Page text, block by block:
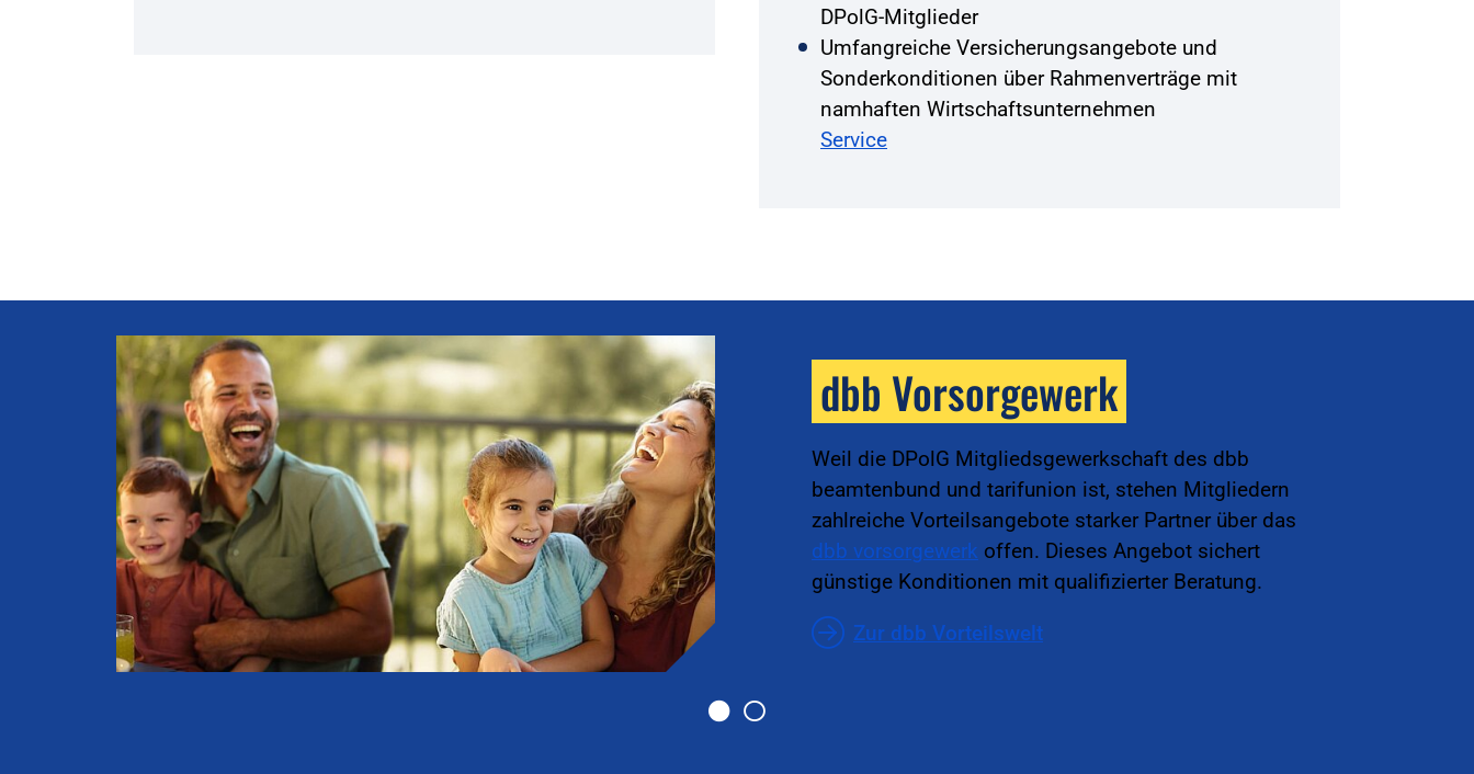
DPolG-Mitglieder
Umfangreiche Versicherungsangebote und
Sonderkonditionen über Rahmenverträge mit
namhaften Wirtschaftsunternehmen
Service
dbb Vorsorgewerk
Weil die DPolG Mitgliedsgewerkschaft des dbb
beamtenbund und tarifunion ist, stehen Mitgliedern
zahlreiche Vorteilsangebote starker Partner über das
dbb vorsorgewerk offen. Dieses Angebot sichert
günstige Konditionen mit qualifizierter Beratung.
Zur dbb Vorteilswelt